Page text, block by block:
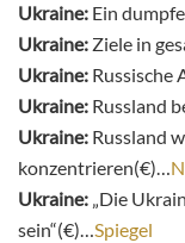
Ukraine: Ein
Ukraine: Ziele in
Ukraine: Russische
Ukraine: Russland
Ukraine: Russland
konzentrieren(€)…
Ukraine: „Die
sein“(€)…Spiegel